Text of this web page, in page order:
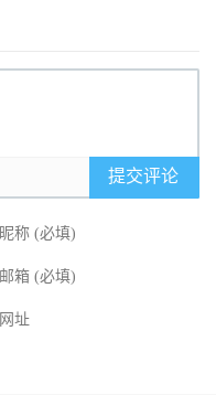
提交评论
昵称 (必填)
邮箱 (必填)
网址